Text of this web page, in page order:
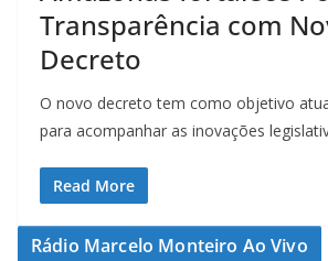
Transparência com
Decreto
O novo decreto tem como objetivo
para acompanhar as inovações
Read More
Rádio Marcelo Monteiro Ao Vivo